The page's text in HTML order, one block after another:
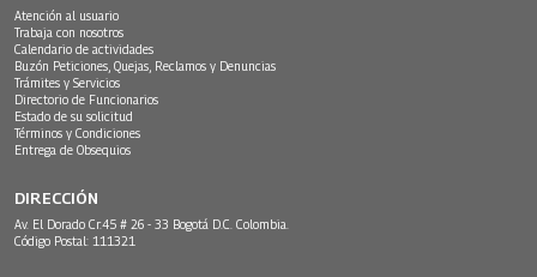
Atención al usuario
Trabaja con nosotros
Calendario de actividades
Buzón Peticiones, Quejas, Reclamos y Denuncias
Trámites y Servicios
Directorio de Funcionarios
Estado de su solicitud
Términos y Condiciones
Entrega de Obsequios
DIRECCIÓN
Av. El Dorado Cr.45 # 26 - 33 Bogotá D.C. Colombia.
Código Postal: 111321